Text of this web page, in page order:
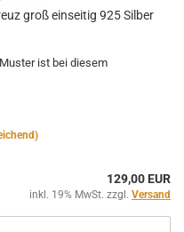
groß einseitig 925 Silber
ist bei diesem
129,00 EUR
inkl. 19% MwSt. zzgl. Versand